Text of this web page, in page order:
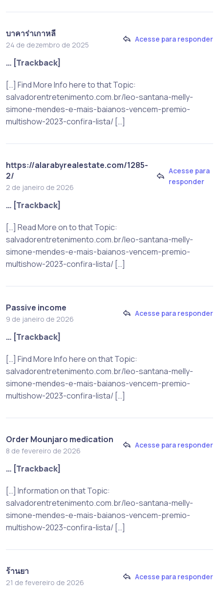
บาคาร่าเกาหลี
24 de dezembro de 2025
Acesse para responder
… [Trackback]
[…] Find More Info here to that Topic:
salvadorentretenimento.com.br/leo-santana-melly-
simone-mendes-e-mais-baianos-vencem-premio-
multishow-2023-confira-lista/ […]
https://alarabyrealestate.com/1285-
2/
2 de janeiro de 2026
Acesse para
responder
… [Trackback]
[…] Read More on to that Topic:
salvadorentretenimento.com.br/leo-santana-melly-
simone-mendes-e-mais-baianos-vencem-premio-
multishow-2023-confira-lista/ […]
Passive income
9 de janeiro de 2026
Acesse para responder
… [Trackback]
[…] Find More Info here on that Topic:
salvadorentretenimento.com.br/leo-santana-melly-
simone-mendes-e-mais-baianos-vencem-premio-
multishow-2023-confira-lista/ […]
Order Mounjaro medication
8 de fevereiro de 2026
Acesse para responder
… [Trackback]
[…] Information on that Topic:
salvadorentretenimento.com.br/leo-santana-melly-
simone-mendes-e-mais-baianos-vencem-premio-
multishow-2023-confira-lista/ […]
ร้านยา
21 de fevereiro de 2026
Acesse para responder